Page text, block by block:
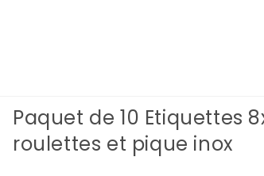
Paquet de 10 Etiquettes
roulettes et pique inox